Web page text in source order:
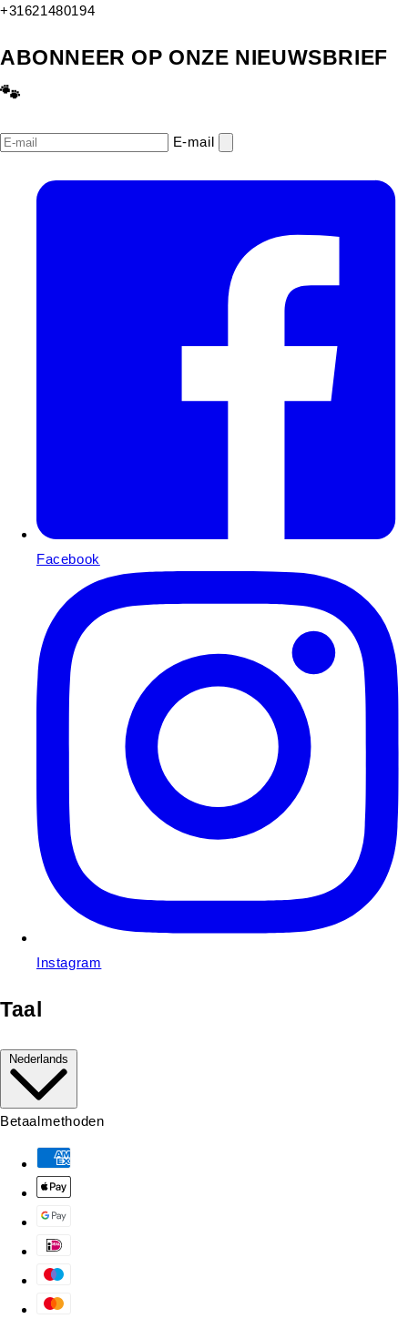
+31621480194
ABONNEER OP ONZE NIEUWSBRIEF
🐾
E‑mail
Facebook
Instagram
Taal
Nederlands
Betaalmethoden